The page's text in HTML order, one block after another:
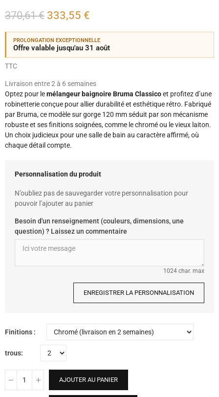
370,61 € 333,55 €
PROLONGATION EXCEPTIONNELLE
Offre valable jusqu'au 31 août
TTC
Livraison entre 2 à 6 semaines
Optez pour lemélangeur baignoire Bruma Classicoet profitez d’une
robinetterie conçue pour allier durabilité et esthétique rétro. Fabriqué
par Bruma, ce modèle sur gorge 120 mm séduit par son mécanisme
robuste et ses finitions soignées, comme le chromé ou le vieux laiton.
Un choix judicieux pour une salle de bain au caractère affirmé, où
chaque détail compte.
Personnalisation du produit
N’oubliez pas de sauvegarder votre personnalisation pour
pouvoir l’ajouter au panier
Besoin d'un renseignement (couleurs, dimensions, une
question) ? Laissez un commentaire
1024 char. max
ENREGISTRER LA PERSONNALISATION
Finitions
trous
AJOUTER AU PANIER